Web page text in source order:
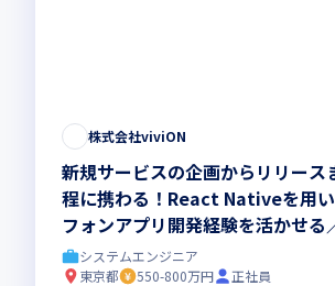
株式会社viviON
新規サービスの企画からリリース
程に携わる！React Nativeを用
フォンアプリ開発経験を活かせる
できる環境で働きませんか
システムエンジニア
東京都
550-800万円
正社員